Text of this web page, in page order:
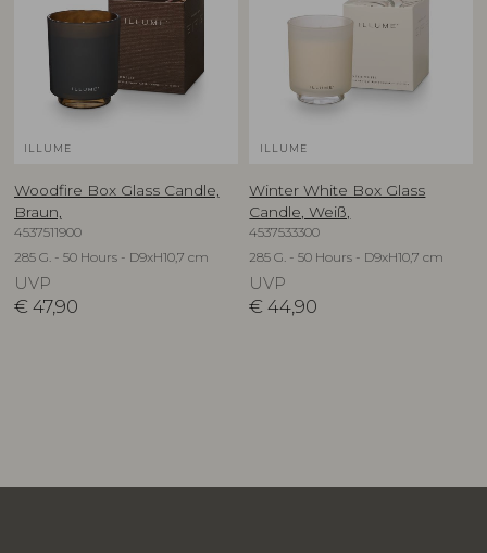
ILLUME
Woodfire Box Glass Candle,
Braun,
4537511900
285 G. - 50 Hours - D9xH10,7 cm
UVP
€ 47,90
ILLUME
Winter White Box Glass
Candle, Weiß,
4537533300
285 G. - 50 Hours - D9xH10,7 cm
UVP
€ 44,90